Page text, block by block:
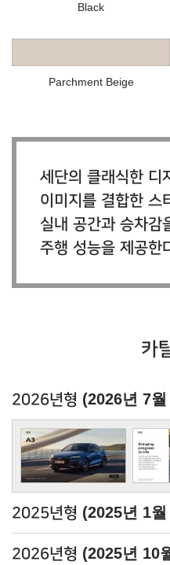
Black
Parchment Beige
세단의 클래식한 디
이미지를 결합한 스
실내 공간과 승차감
주행 성능을 제공한
카
2026년형 (2026년 7
2025년형 (2025년 1
2026년형 (2025년 10